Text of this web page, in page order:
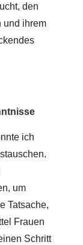
den
und ihrem
ich
um
Tatsache,
Frauen
Schritt